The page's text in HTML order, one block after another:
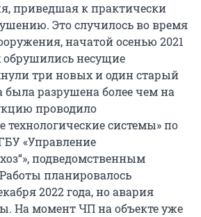
приведшая к практически
Это случилось во время
начатой осенью 2021
обрушились несущие
три новых и один старый
была разрушена более чем на
проводило
системы» по
«Управление
подведомственным
планировалось
2022 года, но авария
На момент ЧП на объекте уже